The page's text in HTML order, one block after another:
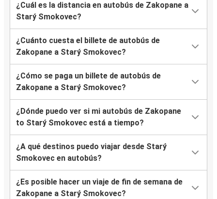
¿Cuál es la distancia en autobús de Zakopane a
Starý Smokovec?
¿Cuánto cuesta el billete de autobús de
Zakopane a Starý Smokovec?
¿Cómo se paga un billete de autobús de
Zakopane a Starý Smokovec?
¿Dónde puedo ver si mi autobús de Zakopane
to Starý Smokovec está a tiempo?
¿A qué destinos puedo viajar desde Starý
Smokovec en autobús?
¿Es posible hacer un viaje de fin de semana de
Zakopane a Starý Smokovec?